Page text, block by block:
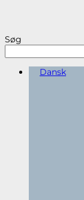
Søg
Dansk